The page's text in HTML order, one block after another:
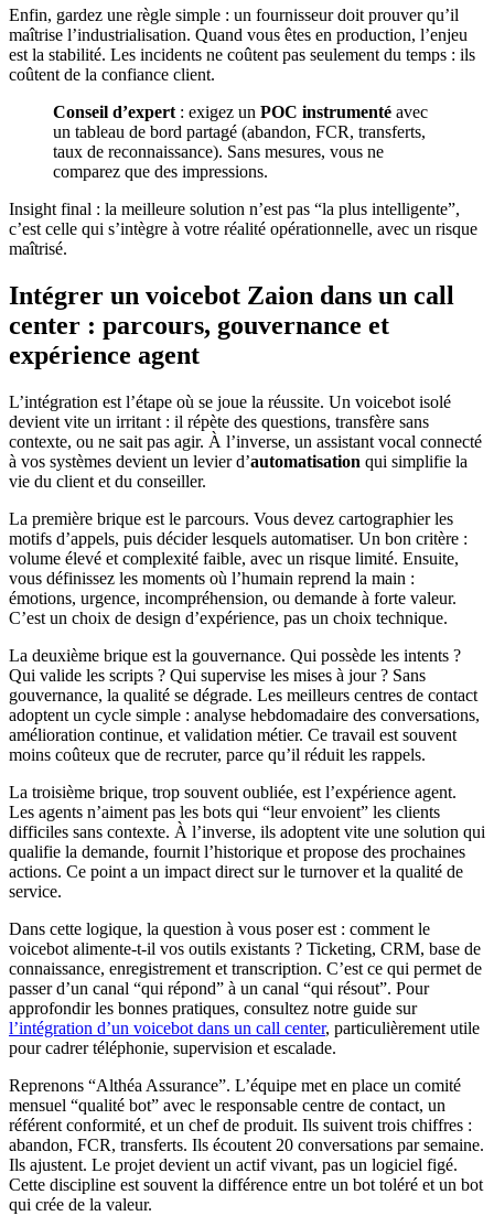
Enfin, gardez une règle simple : un fournisseur doit prouver qu’il
maîtrise l’industrialisation. Quand vous êtes en production, l’enjeu
est la stabilité. Les incidents ne coûtent pas seulement du temps : ils
coûtent de la confiance client.
Conseil d’expert : exigez un POC instrumenté avec
un tableau de bord partagé (abandon, FCR, transferts,
taux de reconnaissance). Sans mesures, vous ne
comparez que des impressions.
Insight final : la meilleure solution n’est pas “la plus intelligente”,
c’est celle qui s’intègre à votre réalité opérationnelle, avec un risque
maîtrisé.
Intégrer un voicebot Zaion dans un call
center : parcours, gouvernance et
expérience agent
L’intégration est l’étape où se joue la réussite. Un voicebot isolé
devient vite un irritant : il répète des questions, transfère sans
contexte, ou ne sait pas agir. À l’inverse, un assistant vocal connecté
à vos systèmes devient un levier d’automatisation qui simplifie la
vie du client et du conseiller.
La première brique est le parcours. Vous devez cartographier les
motifs d’appels, puis décider lesquels automatiser. Un bon critère :
volume élevé et complexité faible, avec un risque limité. Ensuite,
vous définissez les moments où l’humain reprend la main :
émotions, urgence, incompréhension, ou demande à forte valeur.
C’est un choix de design d’expérience, pas un choix technique.
La deuxième brique est la gouvernance. Qui possède les intents ?
Qui valide les scripts ? Qui supervise les mises à jour ? Sans
gouvernance, la qualité se dégrade. Les meilleurs centres de contact
adoptent un cycle simple : analyse hebdomadaire des conversations,
amélioration continue, et validation métier. Ce travail est souvent
moins coûteux que de recruter, parce qu’il réduit les rappels.
La troisième brique, trop souvent oubliée, est l’expérience agent.
Les agents n’aiment pas les bots qui “leur envoient” les clients
difficiles sans contexte. À l’inverse, ils adoptent vite une solution qui
qualifie la demande, fournit l’historique et propose des prochaines
actions. Ce point a un impact direct sur le turnover et la qualité de
service.
Dans cette logique, la question à vous poser est : comment le
voicebot alimente-t-il vos outils existants ? Ticketing, CRM, base de
connaissance, enregistrement et transcription. C’est ce qui permet de
passer d’un canal “qui répond” à un canal “qui résout”. Pour
approfondir les bonnes pratiques, consultez notre guide sur
l’intégration d’un voicebot dans un call center, particulièrement utile
pour cadrer téléphonie, supervision et escalade.
Reprenons “Althéa Assurance”. L’équipe met en place un comité
mensuel “qualité bot” avec le responsable centre de contact, un
référent conformité, et un chef de produit. Ils suivent trois chiffres :
abandon, FCR, transferts. Ils écoutent 20 conversations par semaine.
Ils ajustent. Le projet devient un actif vivant, pas un logiciel figé.
Cette discipline est souvent la différence entre un bot toléré et un bot
qui crée de la valeur.